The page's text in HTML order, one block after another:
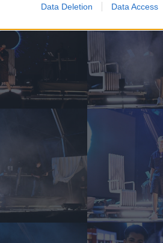
Data Deletion Data Access